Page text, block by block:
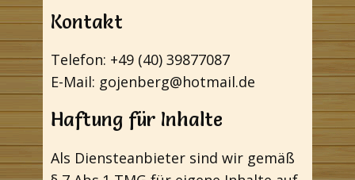
Kontakt
Telefon: +49 (40) 39877087
E-Mail: gojenberg@hotmail.de
Haftung für Inhalte
Als Diensteanbieter sind wir gemäß